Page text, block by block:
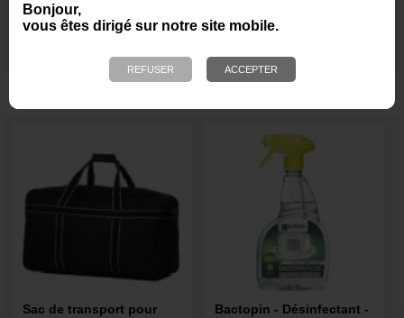
Bonjour,
vous êtes dirigé sur notre site mobile.
Sac de transport pour
Bactopin - Désinfectant -